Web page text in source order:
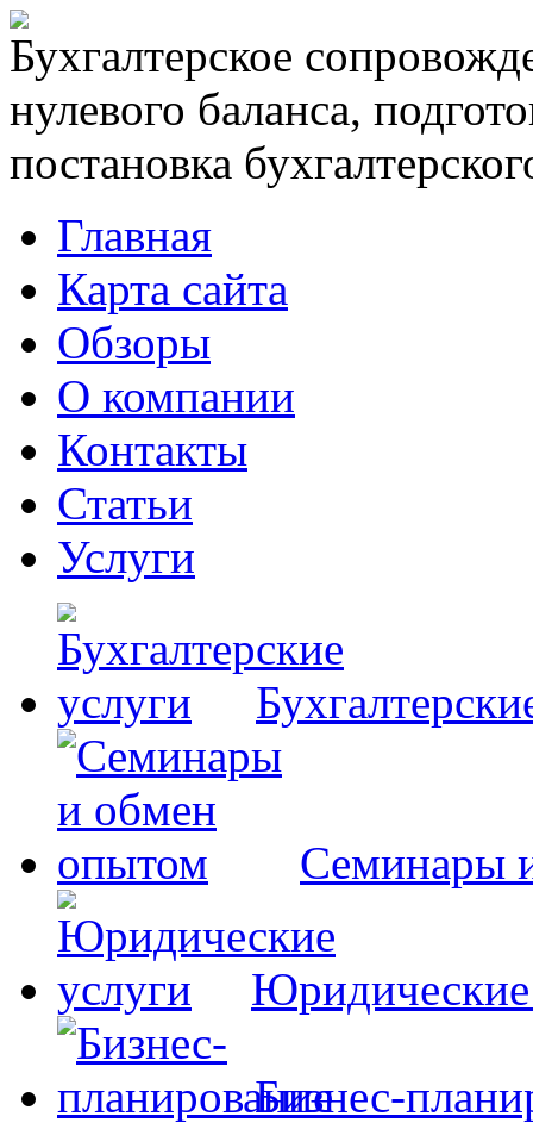
Бухгалтерское
нулевого баланса,
постановка
Главная
Карта сайта
Обзоры
О компании
Контакты
Статьи
Услуги
Семинары
Юридические
Бизнес-